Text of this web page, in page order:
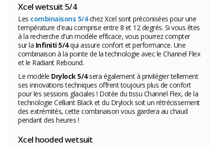
Xcel wetsuit 5/4
Les combinaisons 5/4chez Xcel sont préconisées pour une
température d'eau comprise entre 8 et 12 degrés. Si vous êtes
à la recherche d'un modèle efficace, vous pourrez compter
sur la Infiniti 5/4qui assure confort et performance. Une
combinaison à la pointe de la technologie avec le Channel Flex
et le Radiant Rebound.
Le modèle Drylock 5/4sera également à privilégier tellement
ses innovations techniques offrent toujours plus de confort
pour les sessions glaciales ! Dotée du tissu Channel Flex, de la
technologie Celliant Black et du Drylock soit un rétrécissement
des extrémités, cette combinaison vous gardera au chaud
pendant des heures !
Xcel hooded wetsuit